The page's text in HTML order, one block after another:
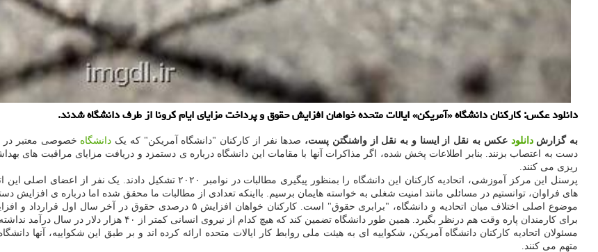
دانلود عکس: کارکنان دانشگاه «آمریکن» ایالات متحده خواهان افزایش حقوق و پرداخت مزایای ایام کرونا از طرف دانشگاه شدند.
به گزارشدانلود عکس به نقل از ایسنا و به نقل از واشنگتن پست، صدها نفر از کارکنان "دانشگاه آمریکن" که یک دانشگاه خصوصی معتبر در
دست به اعتصاب بزنند. بنابر اطلاعات پخش شده، اگر مذاکرات آنها با مقامات این دانشگاه درباره ی دستمزد و دریافت مزایای مراقبت های
ریزی می کنند.
پرسنل این مرکز آموزشی، اتحادیه کارکنان این دانشگاه را بمنظور پیگیری
های فراوان، توانستیم در مسائلی مانند امنیت شغلی به خواسته هایمان برسیم. بااینکه تعدادی از مطالبات ما محقق شده اما درباره ی افزایش
برای کارمندان پاره وقت هم درنظر بگیرد. همین طور دانشگاه تضمین کند که هیچ کدام از نیروی انسانی کمتر از ۴۰ هزار دلار در سال درآمد نداشته باشد.
مسئولان اتحادیه کارکنان دانشگاه آمریکن، شکواییه ای به هیئت ملی روابط کار ایالات متحده ارائه کرده اند و بر طبق این شکواییه، آنها
متهم می کنند.